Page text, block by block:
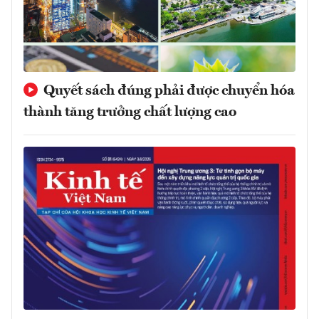
Quyết sách đúng phải được chuyển hóa
thành tăng trưởng chất lượng cao